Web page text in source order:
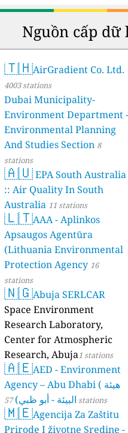
Nguồn cấp
🇹🇭AirGradient Co. Ltd.
4003 stations
Dubai Municipality-
Environment Department -
Environmental Planning
And Studies Section 8
stations
🇦🇺EPA South Australia
:: Air Quality In South
Australia 11 stations
🇱🇹AAA - Aplinkos
Apsaugos Agentūra
(Lithuania Environmental
Protection Agency 16
stations
🇳🇬Abuja SERLCAR
Space Environment
Research Laboratory,
Center for Atmospheric
Research, Abuja1 stations
🇦🇪AED - Environment
Agency – Abu Dhabi ( هيئة
البيئة - أبو ظبي) 57 stations
🇲🇪Agencija Za Zaštitu
Prirode I životne Sredine -